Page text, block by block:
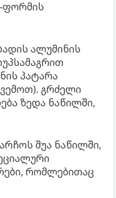
ფორმის
ალუმინის
პატარა
გრძელი
ზედა ნაწილში,
შუა ნაწილში,
რომლებითაც